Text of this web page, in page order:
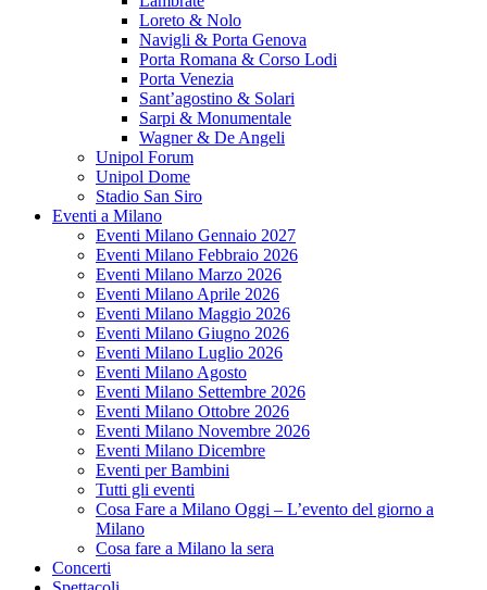
Loreto & Nolo
Navigli & Porta Genova
Porta Romana & Corso Lodi
Porta Venezia
Sant’agostino & Solari
Sarpi & Monumentale
Wagner & De Angeli
Unipol Forum
Unipol Dome
Stadio San Siro
Eventi a Milano
Eventi Milano Gennaio 2027
Eventi Milano Febbraio 2026
Eventi Milano Marzo 2026
Eventi Milano Aprile 2026
Eventi Milano Maggio 2026
Eventi Milano Giugno 2026
Eventi Milano Luglio 2026
Eventi Milano Agosto
Eventi Milano Settembre 2026
Eventi Milano Ottobre 2026
Eventi Milano Novembre 2026
Eventi Milano Dicembre
Eventi per Bambini
Tutti gli eventi
Cosa Fare a Milano Oggi – L’evento del giorno a
Milano
Cosa fare a Milano la sera
Concerti